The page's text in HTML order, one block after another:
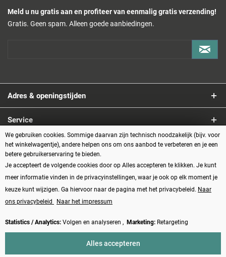
Meld u nu gratis aan en profiteer van eenmalig gratis verzending!
Gratis. Geen spam. Alleen goede aanbiedingen.
Adres & openingstijden
Service
Informatie
Betaalmethoden
Vertrag widerrufen
We gebruiken cookies. Sommige daarvan zijn technisch noodzakelijk (bijv. voor
het winkelwagentje), andere helpen ons om ons aanbod te verbeteren en je een
betere gebruikerservaring te bieden.
Je accepteert de volgende cookies door op Alles accepteren te klikken. Je kunt
meer informatie vinden in de privacyinstellingen, waar je ook op elk moment je
keuze kunt wijzigen. Ga hiervoor naar de pagina met het privacybeleid. Naar
ons privacybeleid
Naar het impressum
Statistics / Analytics: Volgen en analyseren , Marketing: Retargeting
Alles accepteren